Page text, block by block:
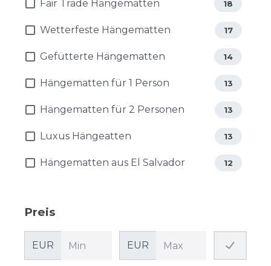
Fair Trade Hängematten 18
Wetterfeste Hängematten 17
Gefütterte Hängematten 14
Hängematten für 1 Person 13
Hängematten für 2 Personen 13
Luxus Hängeatten 13
Hängematten aus El Salvador 12
Preis
EUR EUR